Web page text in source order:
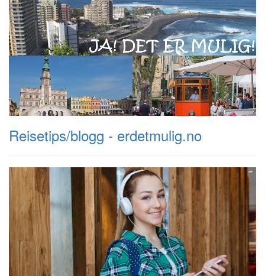
Reisetips/blogg - erdetmulig.no